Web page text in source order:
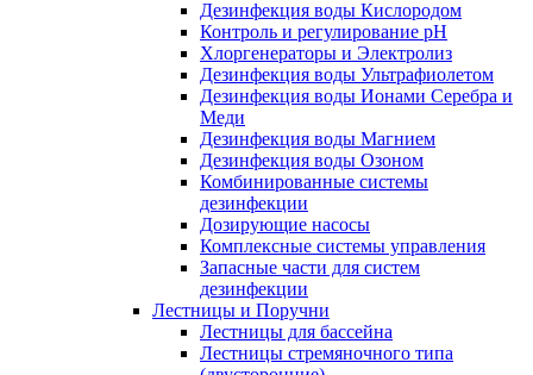
Дезинфекция воды Кислородом
Контроль и регулирование рН
Хлоргенераторы и Электролиз
Дезинфекция воды Ультрафиолетом
Дезинфекция воды Ионами Серебра и
Меди
Дезинфекция воды Магнием
Дезинфекция воды Озоном
Комбинированные системы
дезинфекции
Дозирующие насосы
Комплексные системы управления
Запасные части для систем
дезинфекции
Лестницы и Поручни
Лестницы для бассейна
Лестницы стремяночного типа